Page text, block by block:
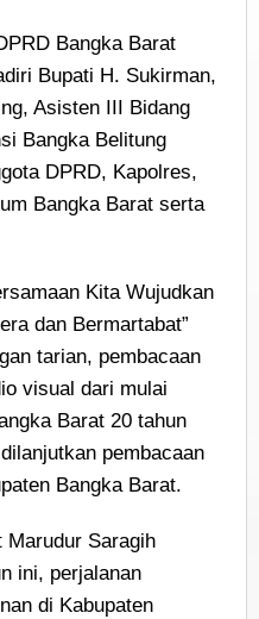
Bangka Barat
Bupati H. Sukirman,
Asisten III Bidang
Bangka Belitung
DPRD, Kapolres,
Bangka Barat serta
Kita Wujudkan
dan Bermartabat”
tarian, pembacaan
visual dari mulai
Barat 20 tahun
pembacaan
Bangka Barat.
Marudur Saragih
ini, perjalanan
di Kabupaten